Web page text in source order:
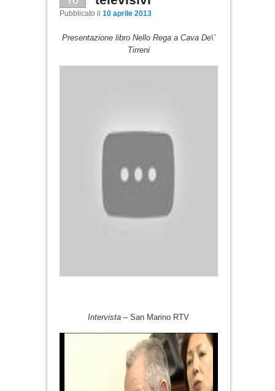
Pubblicato il 10 aprile 2013
Presentazione libro Nello Rega a Cava De\’
Tirreni
Intervista – San Marino RTV